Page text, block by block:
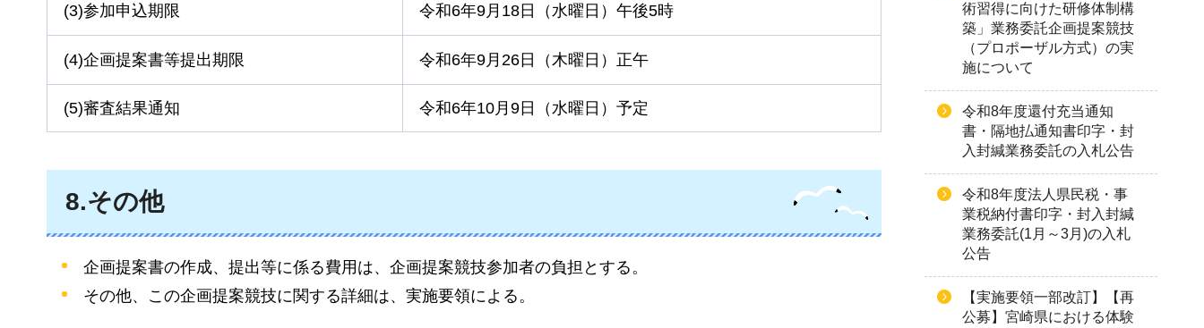
(3)参加申込期限 令和6年9月18日（水曜日）午後5時
(4)企画提案書等提出期限 令和6年9月26日（木曜日）正午
(5)審査結果通知 令和6年10月9日（水曜日）予定
8.その他
企画提案書の作成、提出等に係る費用は、企画提案競技参加者の負担とする。
その他、この企画提案競技に関する詳細は、実施要領による。
術習得に向けた研修体制構
築」業務委託企画提案競技
（プロポーザル方式）の実
施について
令和8年度還付充当通知
書・隔地払通知書印字・封
入封緘業務委託の入札公告
令和8年度法人県民税・事
業税納付書印字・封入封緘
業務委託(1月～3月)の入札
公告
【実施要領一部改訂】【再
公募】宮崎県における体験